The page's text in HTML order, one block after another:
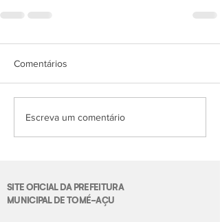
Comentários
Escreva um comentário
SITE OFICIAL DA PREFEITURA
MUNICIPAL DE TOMÉ-AÇU